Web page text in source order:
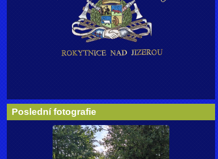
Poslední fotografie